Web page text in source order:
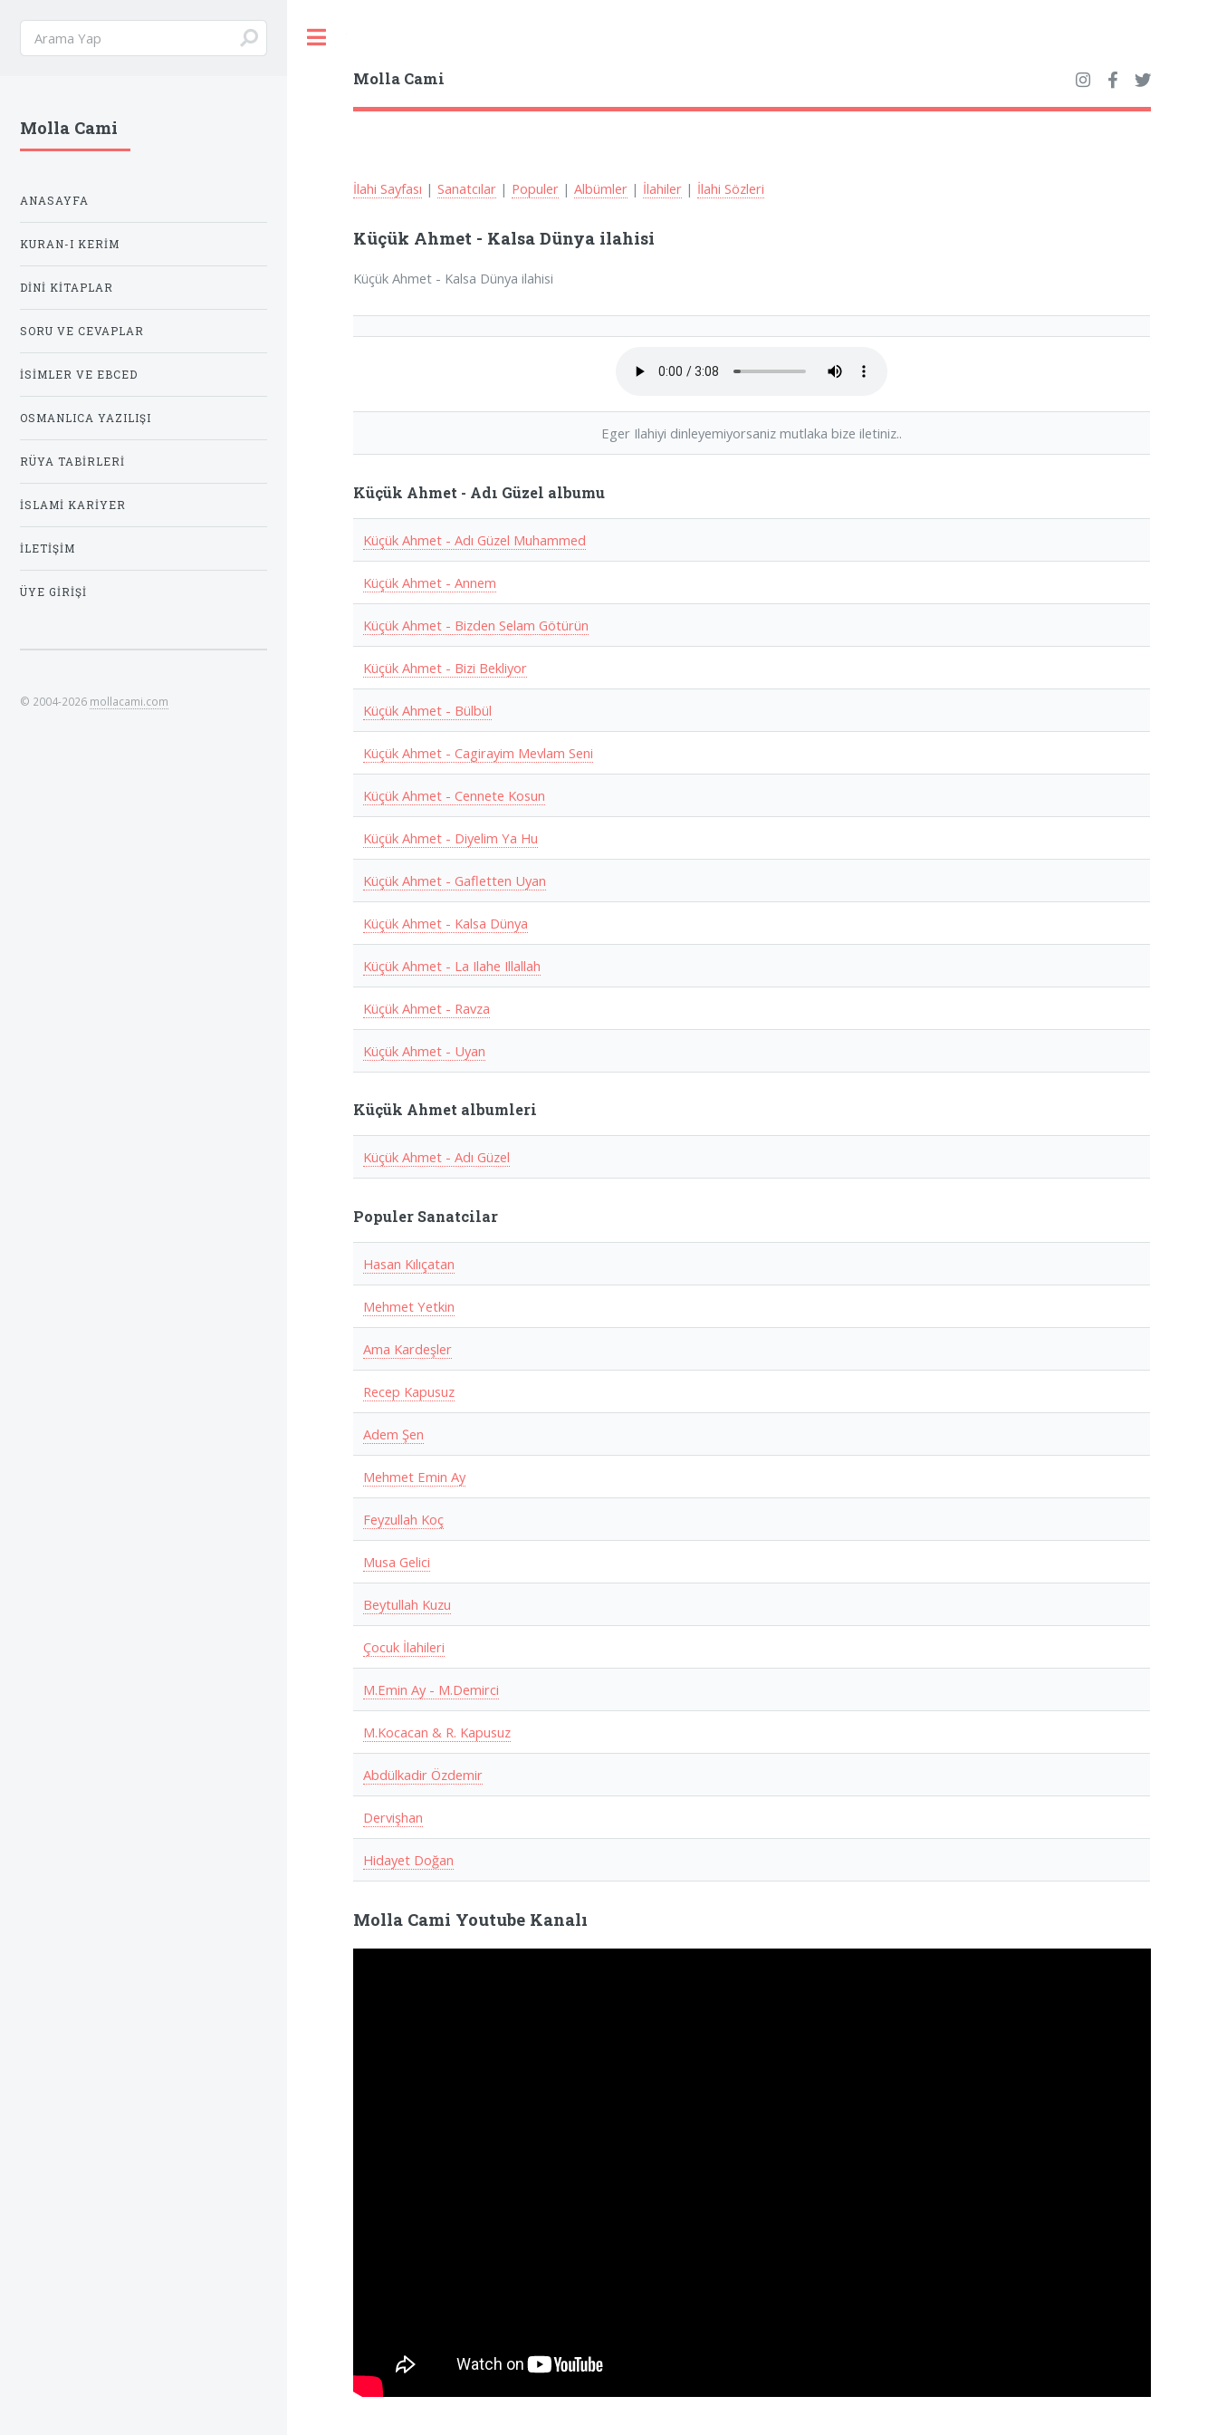
Molla Cami
İlahi Sayfası |Sanatcılar | Populer |Albümler | İlahiler | İlahi Sözleri
Küçük Ahmet - Kalsa Dünya ilahisi
Küçük Ahmet - Kalsa Dünya ilahisi
Eger Ilahiyi dinleyemiyorsaniz mutlaka bize iletiniz..
Küçük Ahmet - Adı Güzel albumu
Küçük Ahmet - Adı Güzel Muhammed
Küçük Ahmet - Annem
Küçük Ahmet - Bizden Selam Götürün
Küçük Ahmet - Bizi Bekliyor
Küçük Ahmet - Bülbül
Küçük Ahmet - Cagirayim Mevlam Seni
Küçük Ahmet - Cennete Kosun
Küçük Ahmet - Diyelim Ya Hu
Küçük Ahmet - Gafletten Uyan
Küçük Ahmet - Kalsa Dünya
Küçük Ahmet - La Ilahe Illallah
Küçük Ahmet - Ravza
Küçük Ahmet - Uyan
Küçük Ahmet albumleri
Küçük Ahmet - Adı Güzel
Populer Sanatcilar
Hasan Kılıçatan
Mehmet Yetkin
Ama Kardeşler
Recep Kapusuz
Adem Şen
Mehmet Emin Ay
Feyzullah Koç
Musa Gelici
Beytullah Kuzu
Çocuk İlahileri
M.Emin Ay - M.Demirci
M.Kocacan & R. Kapusuz
Abdülkadir Özdemir
Dervişhan
Hidayet Doğan
Molla Cami Youtube Kanalı
Molla Cami
ANASAYFA
KURAN-I KERIM
DINI KITAPLAR
SORU VE CEVAPLAR
İSIMLER VE EBCED
OSMANLICA YAZILIŞI
RÜYA TABIRLERI
İSLAMI KARIYER
İLETIŞIM
ÜYE GIRIŞI
© 2004-2026 mollacami.com